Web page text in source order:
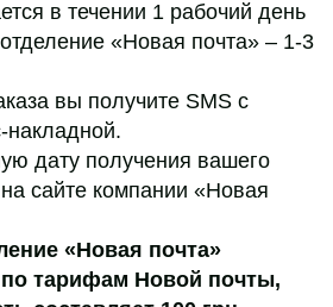
в течении 1 рабочий день
«Новая почта» – 1-3
вы получите SMS с
накладной.
дату получения вашего
сайте компании «Новая
«Новая почта»
тарифам Новой почты,